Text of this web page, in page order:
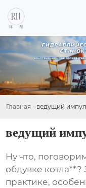
Главная - ведущий
ведущий
Ну что,
обдувке котла**?
практике,